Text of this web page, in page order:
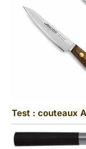
Test : couteaux